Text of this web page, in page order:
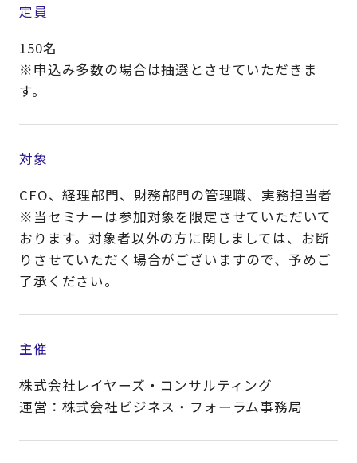
定員
150名
※申込み多数の場合は抽選とさせていただきま
す。
対象
CFO、経理部門、財務部門の管理職、実務担当者
※当セミナーは参加対象を限定させていただいて
おります。対象者以外の方に関しましては、お断
りさせていただく場合がございますので、予めご
了承ください。​
主催
株式会社レイヤーズ・コンサルティング
運営：株式会社ビジネス・フォーラム事務局